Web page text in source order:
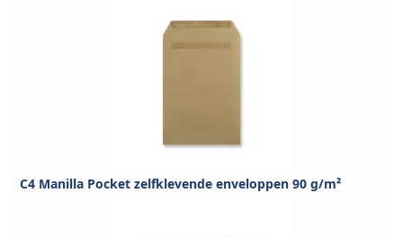
C4 Manilla Pocket zelfklevende enveloppen 90 g/m²